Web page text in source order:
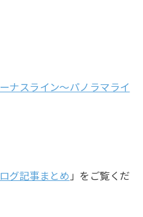
スライン～パノラマライ
グ記事まとめ 」をご覧くだ